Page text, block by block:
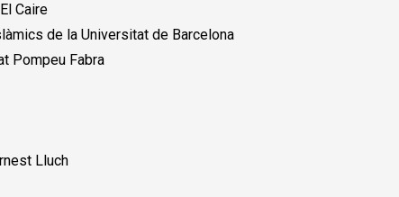
Caire
de la Universitat de Barcelona
Pompeu Fabra
Lluch